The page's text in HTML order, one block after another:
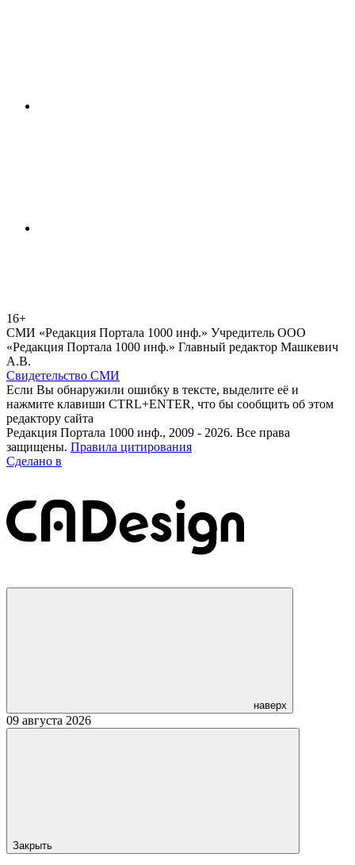
16+
СМИ «Редакция Портала 1000 инф.» Учредитель ООО
«Редакция Портала 1000 инф.» Главный редактор Машкевич
А.В.
Свидетельство СМИ
Если Вы обнаружили ошибку в тексте, выделите её и
нажмите клавиши CTRL+ENTER, что бы сообщить об этом
редактору сайта
Редакция Портала 1000 инф., 2009 - 2026. Все права
защищены. Правила цитирования
Сделано в
наверх
09 августа 2026
Закрыть